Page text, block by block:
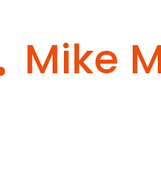
Mike